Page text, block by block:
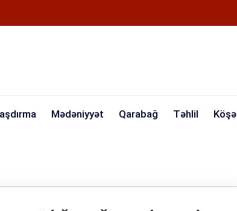
Mədəniyyət Qarabağ Təhlil Köşə